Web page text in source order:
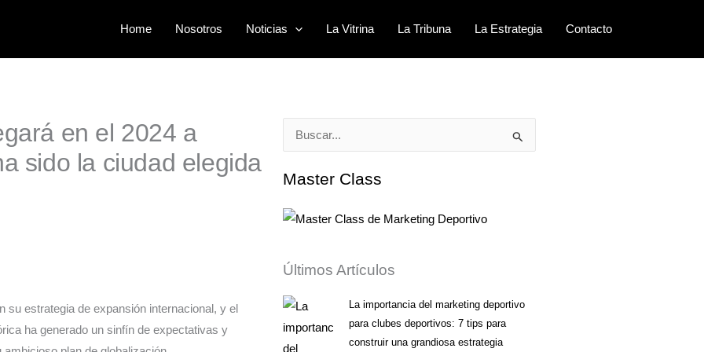
Home Nosotros Noticias La Vitrina La Tribuna La Estrategia Contacto
en el 2024 a
sido la ciudad elegida
su estrategia de expansión internacional, y el
ha generado un sinfín de expectativas y
Buscar
Master Class
Últimos Artículos
La importancia del marketing deportivo
para clubes deportivos: 7 tips para
construir una grandiosa estrategia